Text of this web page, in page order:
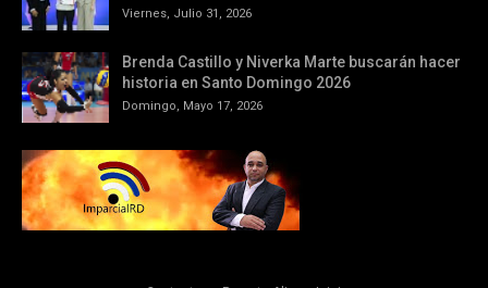
Viernes, Julio 31, 2026
Brenda Castillo y Niverka Marte buscarán hacer
historia en Santo Domingo 2026
Domingo, Mayo 17, 2026